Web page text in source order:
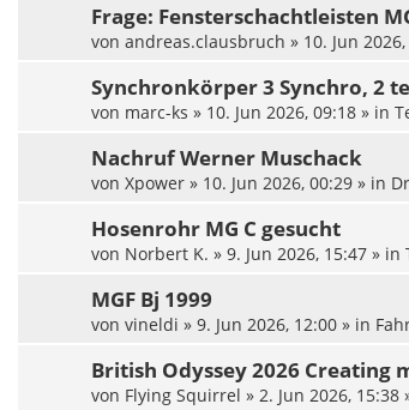
Frage: Fensterschachtleisten
von andreas.clausbruch » 10. Jun
Synchronkörper 3 Synchro, 2
von marc-ks » 10. Jun 2026, 09:18 » in
Nachruf Werner Muschack
von Xpower » 10. Jun 2026, 00:29 » in
Hosenrohr MG C gesucht
von Norbert K. » 9. Jun 2026, 15:47 » in
MGF Bj 1999
von vineldi » 9. Jun 2026, 12:00 » in
British Odyssey 2026 Creating
von Flying Squirrel » 2. Jun 2026, 15:38